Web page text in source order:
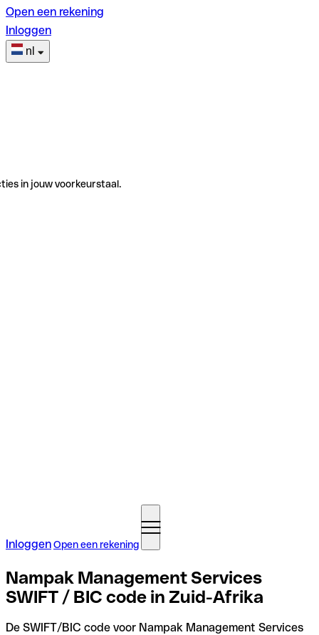
Open een rekening
Inloggen
nl
in jouw voorkeurstaal.
InloggenOpen een rekening
Nampak Management Services
SWIFT / BIC code in Zuid-Afrika
De SWIFT/BIC code voor Nampak Management Services